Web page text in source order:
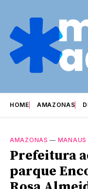
HOME AMAZONAS
AMAZONAS — MANAUS
Prefeitura
parque